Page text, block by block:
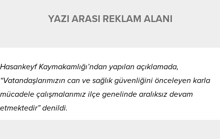
YAZI ARASI REKLAM ALANI
Hasankeyf Kaymakamlığı’ndan yapılan açıklamada,
“Vatandaşlarımızın can ve sağlık güvenliğini önceleyen karla
mücadele çalışmalarımız ilçe genelinde aralıksız devam
etmektedir” denildi.